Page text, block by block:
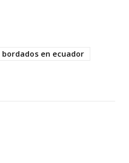
bordados en ecuador